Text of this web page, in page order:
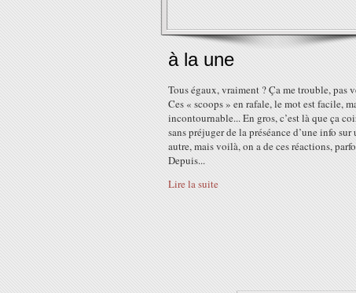
à la une
Tous égaux, vraiment ? Ça me trouble, pas
Ces « scoops » en rafale, le mot est facile,
incontournable... En gros, c’est là que ça
sans préjuger de la préséance d’une info sur
autre, mais voilà, on a de ces réactions,
Depuis...
Lire la suite